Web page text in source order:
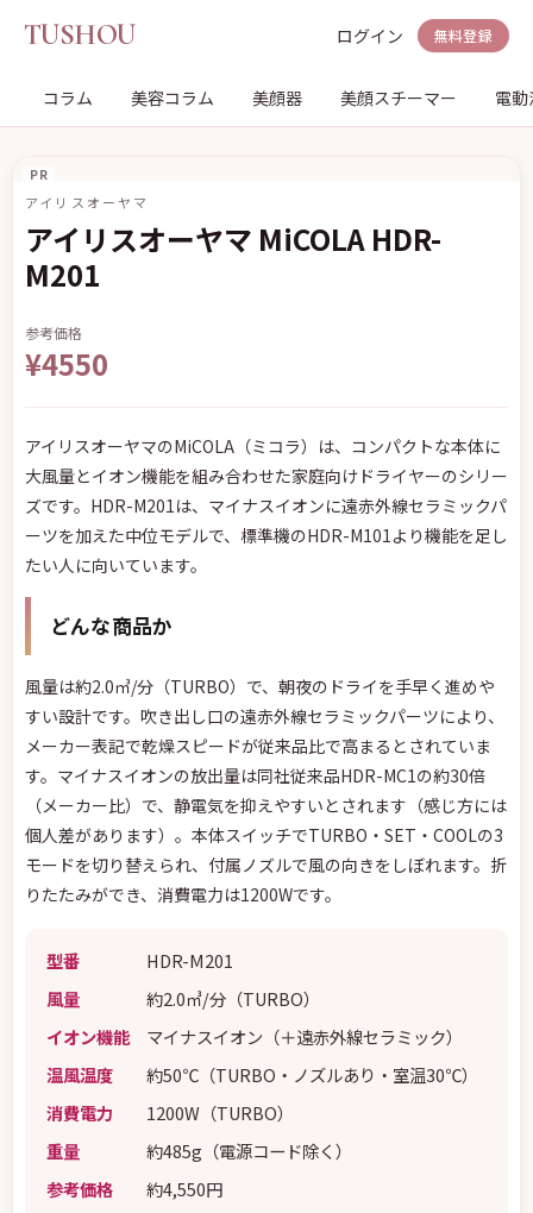
TUSHOU ログイン 無料登録
コラム 美容コラム 美顔器 美顔スチーマー 電
PR
アイリスオーヤマ
アイリスオーヤマ MiCOLA HDR-
M201
参考価格
¥4550
アイリスオーヤマのMiCOLA（ミコラ）は、コンパクトな本体に
大風量とイオン機能を組み合わせた家庭向けドライヤーのシリー
ズです。HDR-M201は、マイナスイオンに遠赤外線セラミックパ
ーツを加えた中位モデルで、標準機のHDR-M101より機能を足し
たい人に向いています。
どんな商品か
風量は約2.0㎥/分（TURBO）で、朝夜のドライを手早く進めや
すい設計です。吹き出し口の遠赤外線セラミックパーツにより、
メーカー表記で乾燥スピードが従来品比で高まるとされていま
す。マイナスイオンの放出量は同社従来品HDR-MC1の約30倍
（メーカー比）で、静電気を抑えやすいとされます（感じ方には
個人差があります）。本体スイッチでTURBO・SET・COOLの3
モードを切り替えられ、付属ノズルで風の向きをしぼれます。折
りたたみができ、消費電力は1200Wです。
型番
HDR-M201
風量
約2.0㎥/分（TURBO）
イオン機能
マイナスイオン（＋遠赤外線セラミック）
温風温度
約50℃（TURBO・ノズルあり・室温30℃）
消費電力
1200W（TURBO）
重量
約485g（電源コード除く）
参考価格
約4,550円